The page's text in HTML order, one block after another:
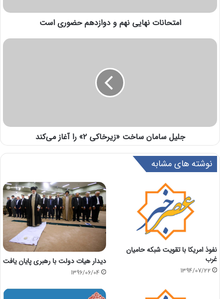
امتحانات نهایی نهم و دوازدهم حضوری است
جلیل سامان ساخت «زیرخاکی ۲» را آغاز می‌کند
نوشته های مشابه
نفوذ امريكا با تقويت شبكه حاميان
غرب
1394/07/22
دیدار هیات دولت با رهبری پایان یافت
1396/06/04